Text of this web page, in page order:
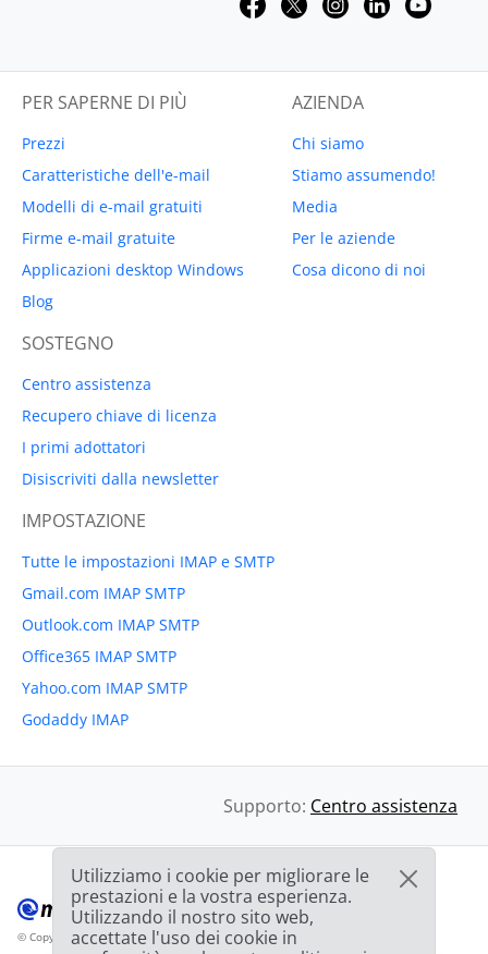
PER SAPERNE DI PIÙ
Prezzi
Caratteristiche dell'e-mail
Modelli di e-mail gratuiti
Firme e-mail gratuite
Applicazioni desktop Windows
Blog
AZIENDA
Chi siamo
Stiamo assumendo!
Media
Per le aziende
Cosa dicono di noi
SOSTEGNO
Centro assistenza
Recupero chiave di licenza
I primi adottatori
Disiscriviti dalla newsletter
IMPOSTAZIONE
Tutte le impostazioni IMAP e SMTP
Gmail.com IMAP SMTP
Outlook.com IMAP SMTP
Office365 IMAP SMTP
Yahoo.com IMAP SMTP
Godaddy IMAP
Supporto: Centro assistenza
© Copyright 2012-2026 Mailbird™Tutti i diritti riservati.
Utilizziamo i cookie per migliorare le
prestazioni e la vostra esperienza.
Utilizzando il nostro sito web,
accettate l'uso dei cookie in